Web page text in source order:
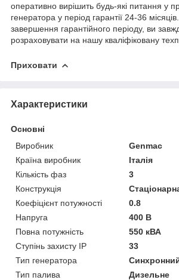
оперативно вирішить будь-які питання у
генератора у період гарантії 24-36
завершення гарантійного періоду, ви
розраховувати на нашу кваліфіковану
Приховати
Характеристики
Основні
Виробник
Genmac
Країна виробник
Італія
Кількість фаз
3
Конструкція
Коефіцієнт потужності
0.8
Напруга
400 В
Повна потужність
550 кВА
Ступінь захисту IP
33
Тип генератора
Тип палива
Дизельне